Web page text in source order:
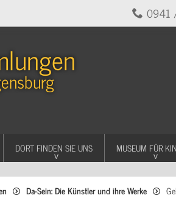
0941
DORT FINDEN SIE UNS MUSEUM FÜR
Da-Sein: Die Künstler und ihre Werke